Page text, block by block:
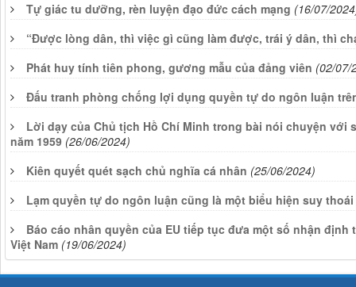
Tự giác tu dưỡng, rèn luyện đạo đức cách mạng (16/07/
“Được lòng dân, thì việc gì cũng làm được, trái ý dân, thì
Phát huy tính tiên phong, gương mẫu của đảng viên (02/07/
Đấu tranh phòng chống lợi dụng quyền tự do ngôn luận
Lời dạy của Chủ tịch Hồ Chí Minh trong bài nói chuyện với
năm 1959 (26/06/2024)
Kiên quyết quét sạch chủ nghĩa cá nhân (25/06/2024)
Lạm quyền tự do ngôn luận cũng là một biểu hiện suy
Báo cáo nhân quyền của EU tiếp tục đưa một số nhận
Việt Nam (19/06/2024)